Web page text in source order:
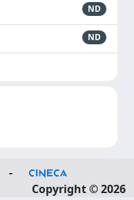
ND
ND
-
Copyright © 2026